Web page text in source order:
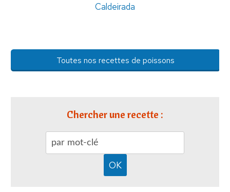
Caldeirada
Toutes nos recettes de poissons
Chercher une recette :